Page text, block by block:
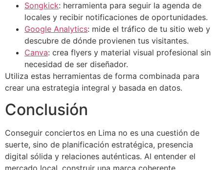
Songkick: herramienta para seguir la agenda de
locales y recibir notificaciones de oportunidades.
Google Analytics: mide el tráfico de tu sitio web y
descubre de dónde provienen tus visitantes.
Canva: crea flyers y material visual profesional sin
necesidad de ser diseñador.
Utiliza estas herramientas de forma combinada para
crear una estrategia integral y basada en datos.
Conclusión
Conseguir conciertos en Lima no es una cuestión de
suerte, sino de planificación estratégica, presencia
digital sólida y relaciones auténticas. Al entender el